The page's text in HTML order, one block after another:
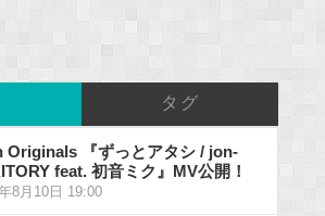
タグ
Originals 『ずっとアタシ / jon-
feat. 初音ミク』MV公開！
8月10日 19:00